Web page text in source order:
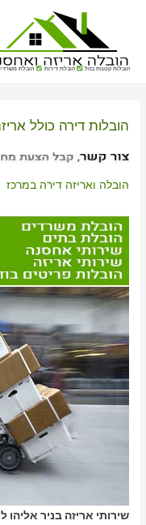
הובלות קטנות בזול הובלת דירות הובלת
הובלות דירה כולל
הובלה ואריזה דירה במרכז
שירותי אריזה בניר אליהו